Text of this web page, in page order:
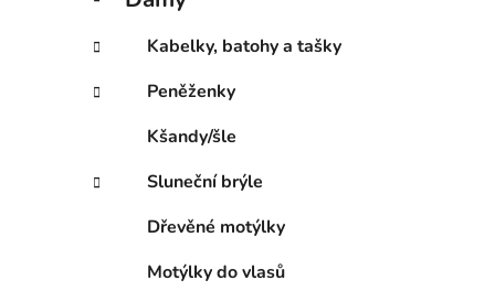
p
a
e
e
o
i
Kabelky, batohy a tašky
Peněženky
Kšandy/šle
Sluneční brýle
Dřevěné motýlky
Motýlky do vlasů